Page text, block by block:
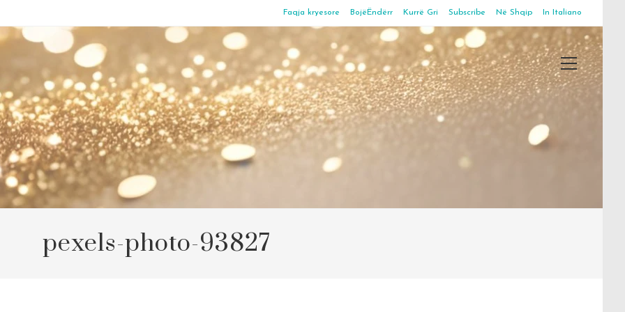
Faqja kryesore BojëËndërr Kurrë Gri Subscribe Në Shqip In Italiano
Main
Menu
pexels-photo-93827